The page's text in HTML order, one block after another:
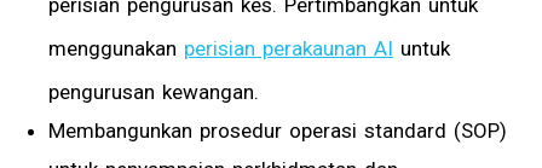
perisian pengurusan kes. Pertimbangkan untuk
menggunakan perisian perakaunan AI untuk
pengurusan kewangan.
Membangunkan prosedur operasi standard (SOP)